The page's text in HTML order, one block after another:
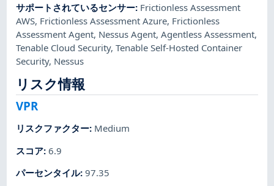
サポートされているセンサー: Frictionless Assessment
AWS, Frictionless Assessment Azure, Frictionless
Assessment Agent, Nessus Agent,Agentless Assessment,
Tenable Cloud Security,Tenable Self-Hosted Container
Security, Nessus
リスク情報
VPR
リスクファクター: Medium
スコア:6.9
パーセンタイル:97.35